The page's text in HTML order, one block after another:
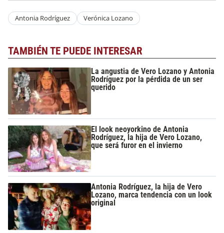
Antonia Rodríguez Verónica Lozano
TAMBIÉN TE PUEDE INTERESAR
La angustia de Vero Lozano y Antonia
Rodríguez por la pérdida de un ser
querido
El look neoyorkino de Antonia
Rodríguez, la hija de Vero Lozano,
que será furor en el invierno
Antonia Rodríguez, la hija de Vero
Lozano, marca tendencia con un look
original